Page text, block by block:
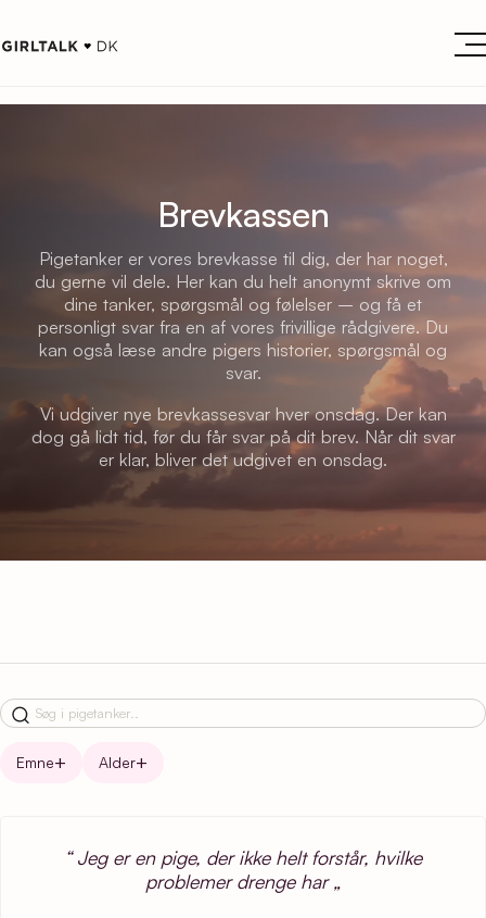
Brevkassen
Pigetanker er vores brevkasse til dig, der har noget,
du gerne vil dele. Her kan du helt anonymt skrive om
dine tanker, spørgsmål og følelser – og få et
personligt svar fra en af vores frivillige rådgivere. Du
kan også læse andre pigers historier, spørgsmål og
svar.
Vi udgiver nye brevkassesvar hver onsdag. Der kan
dog gå lidt tid, før du får svar på dit brev. Når dit svar
er klar, bliver det udgivet en onsdag.
Emne Alder
Jeg er en pige, der ikke helt forstår, hvilke
problemer drenge har